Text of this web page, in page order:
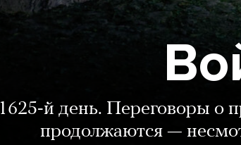
1625-й день. Переговоры о
продолжаются —